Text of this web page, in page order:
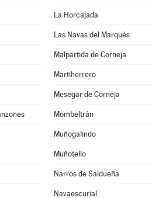
La Horcajada
Las Navas del Marqués
Malpartida de Corneja
Martiherrero
Mesegar de Corneja
Mombeltrán
Muñogalindo
Muñotello
Narros de Saldueña
Navaescurial